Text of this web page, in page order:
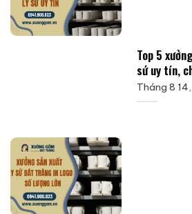
Top 5
sứ uy tín,
Tháng 8